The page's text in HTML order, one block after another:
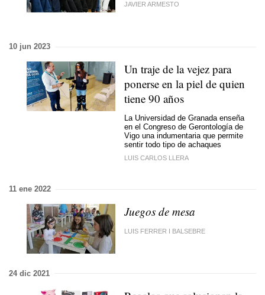
JAVIER ARMESTO
10 jun 2023
Un traje de la vejez para
ponerse en la piel de quien
tiene 90 años
La Universidad de Granada enseña
en el Congreso de Gerontología de
Vigo una indumentaria que permite
sentir todo tipo de achaques
LUIS CARLOS LLERA
11 ene 2022
Juegos de mesa
LUIS FERRER I BALSEBRE
24 dic 2021